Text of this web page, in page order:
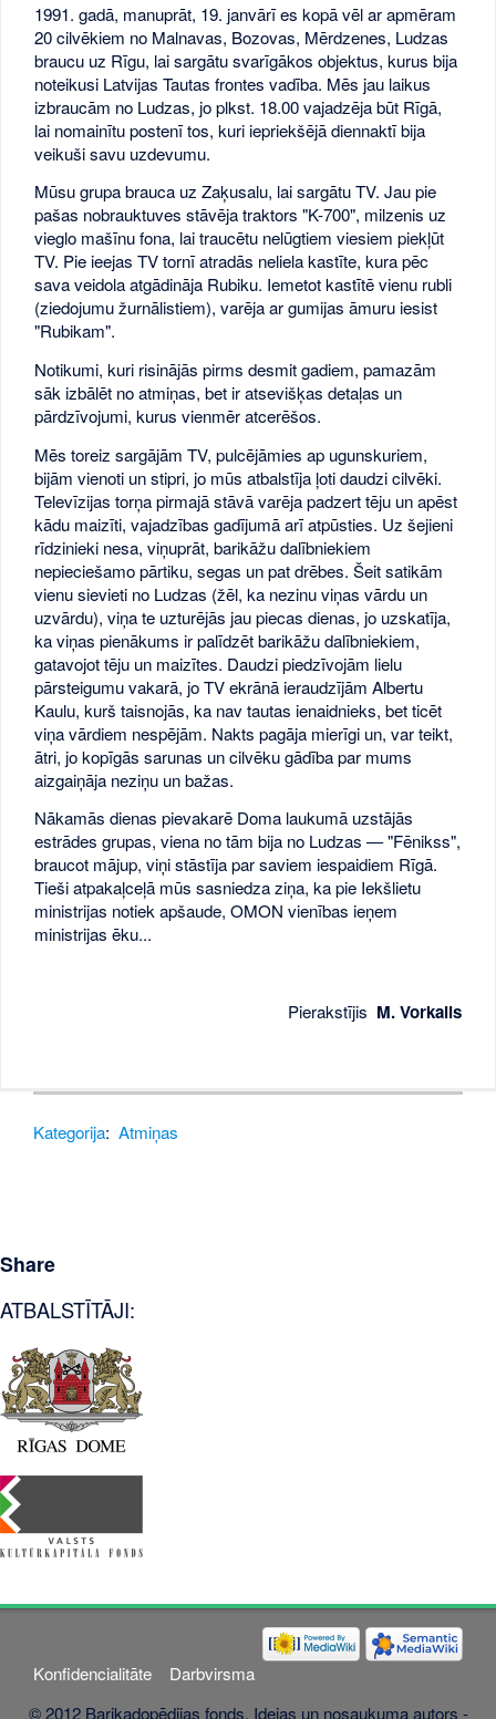
1991. gadā, manuprāt, 19. janvārī es kopā vēl ar apmēram
20 cilvēkiem no Malnavas, Bozovas, Mērdzenes, Ludzas
braucu uz Rīgu, lai sargātu svarīgākos objektus, kurus bija
noteikusi Latvijas Tautas frontes vadība. Mēs jau laikus
izbraucām no Ludzas, jo plkst. 18.00 vajadzēja būt Rīgā,
lai nomainītu postenī tos, kuri iepriekšējā diennaktī bija
veikuši savu uzdevumu.
Mūsu grupa brauca uz Zaķusalu, lai sargātu TV. Jau pie
pašas nobrauktuves stāvēja traktors "K-700", milzenis uz
vieglo mašīnu fona, lai traucētu nelūgtiem viesiem piekļūt
TV. Pie ieejas TV tornī atradās neliela kastīte, kura pēc
sava veidola atgādināja Rubiku. Iemetot kastītē vienu rubli
(ziedojumu žurnālistiem), varēja ar gumijas āmuru iesist
"Rubikam".
Notikumi, kuri risinājās pirms desmit gadiem, pamazām
sāk izbālēt no atmiņas, bet ir atsevišķas detaļas un
pārdzīvojumi, kurus vienmēr atcerēšos.
Mēs toreiz sargājām TV, pulcējāmies ap ugunskuriem,
bijām vienoti un stipri, jo mūs atbalstīja ļoti daudzi cilvēki.
Televīzijas torņa pirmajā stāvā varēja padzert tēju un apēst
kādu maizīti, vajadzības gadījumā arī atpūsties. Uz šejieni
rīdzinieki nesa, viņuprāt, barikāžu dalībniekiem
nepieciešamo pārtiku, segas un pat drēbes. Šeit satikām
vienu sievieti no Ludzas (žēl, ka nezinu viņas vārdu un
uzvārdu), viņa te uzturējās jau piecas dienas, jo uzskatīja,
ka viņas pienākums ir palīdzēt barikāžu dalībniekiem,
gatavojot tēju un maizītes. Daudzi piedzīvojām lielu
pārsteigumu vakarā, jo TV ekrānā ieraudzījām Albertu
Kaulu, kurš taisnojās, ka nav tautas ienaidnieks, bet ticēt
viņa vārdiem nespējām. Nakts pagāja mierīgi un, var teikt,
ātri, jo kopīgās sarunas un cilvēku gādība par mums
aizgaiņāja neziņu un bažas.
Nākamās dienas pievakarē Doma laukumā uzstājās
estrādes grupas, viena no tām bija no Ludzas — "Fēnikss",
braucot mājup, viņi stāstīja par saviem iespaidiem Rīgā.
Tieši atpakaļceļā mūs sasniedza ziņa, ka pie Iekšlietu
ministrijas notiek apšaude, OMON vienības ieņem
ministrijas ēku...
Pierakstījis M. Vorkalis
Kategorija: Atmiņas
Share
ATBALSTĪTĀJI:
Konfidencialitāte
Darbvirsma
© 2012 Barikadopēdijas fonds. Idejas un nosaukuma autors -